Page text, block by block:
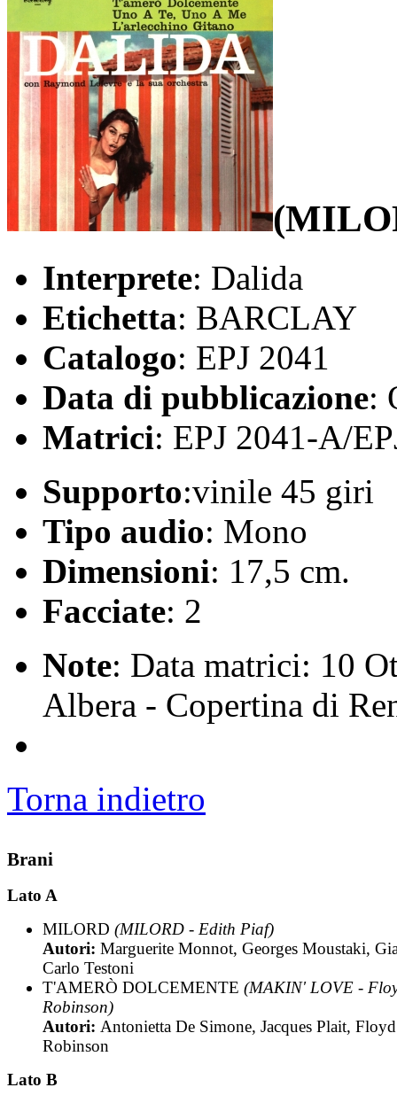
Interprete: Dalida
Etichetta: BARCLAY
Catalogo: EPJ 2041
Data di pubblicazione:
Matrici: EPJ 2041-A/
Supporto:vinile 45 giri
Tipo audio: Mono
Dimensioni: 17,5 cm.
Facciate: 2
Note: Data matrici: 10
Albera - Copertina di
Torna indietro
Brani
Lato A
MILORD (MILORD - Edith Piaf)
Autori: Marguerite Monnot, Georges Moustaki,
Carlo Testoni
T'AMERÒ DOLCEMENTE (MAKIN' LOVE -
Robinson)
Autori: Antonietta De Simone, Jacques Plait, Floyd
Robinson
Lato B